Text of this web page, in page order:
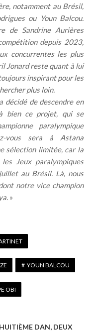
notamment au Brésil,
ou Youn Balcou.
de Sandrine Aurières
depuis 2023,
concurrentes les plus
Jonard reste quant à lui
inspirant pour les
plus loin.
décidé de descendre en
bien ce projet, qui se
paralympique
vous sera à Astana
sélection limitée, car la
Jeux paralympiques
au Brésil. Là, nous
notre vice champion
»
YOUN BALCOU
OBI
DAN, DEUX